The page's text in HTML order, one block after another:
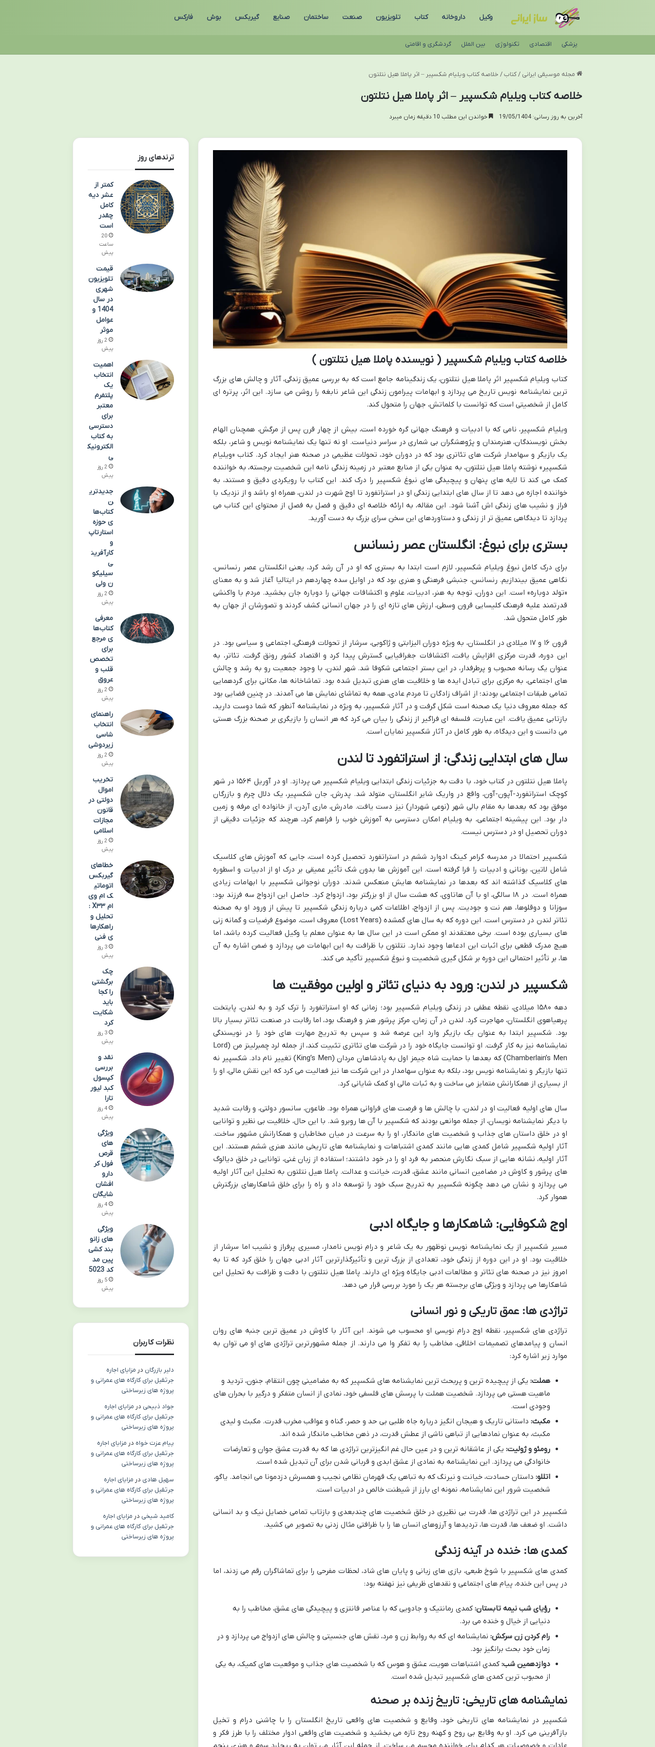
وکیل داروخانه کتاب تلویزیون صنعت ساختمان صنایع گیربکس بوش فارکس
پزشکی اقتصادی تکنولوژی بین الملل گردشگری و اقامتی
مجله موسیقی ایرانی / کتاب / خلاصه کتاب ویلیام شکسپیر – اثر پاملا هیل نتلتون
خلاصه کتاب ویلیام شکسپیر – اثر پاملا هیل نتلتون
آخرین به روز رسانی: 19/05/1404 خواندن این مطلب 10 دقیقه زمان میبرد
خلاصه کتاب ویلیام شکسپیر ( نویسنده پاملا هیل نتلتون )
کتاب ویلیام شکسپیر اثر پاملا هیل نتلتون، یک زندگینامه جامع است که به بررسی عمیق زندگی، آثار و چالش های بزرگ
ترین نمایشنامه نویس تاریخ می پردازد و ابهامات پیرامون زندگی این شاعر نابغه را روشن می سازد. این اثر، پرتره ای
کامل از شخصیتی است که توانست با کلماتش، جهان را متحول کند.
ویلیام شکسپیر، نامی که با ادبیات و فرهنگ جهانی گره خورده است، بیش از چهار قرن پس از مرگش، همچنان الهام
بخش نویسندگان، هنرمندان و پژوهشگران بی شماری در سراسر دنیاست. او نه تنها یک نمایشنامه نویس و شاعر، بلکه
یک بازیگر و سهامدار شرکت های تئاتری بود که در دوران خود، تحولات عظیمی در صحنه هنر ایجاد کرد. کتاب «ویلیام
شکسپیر» نوشته پاملا هیل نتلتون، به عنوان یکی از منابع معتبر در زمینه زندگی نامه این شخصیت برجسته، به خواننده
کمک می کند تا لایه های پنهان و پیچیدگی های نبوغ شکسپیر را درک کند. این کتاب با رویکردی دقیق و مستند، به
خواننده اجازه می دهد تا از سال های ابتدایی زندگی او در استراتفورد تا اوج شهرت در لندن، همراه او باشد و از نزدیک با
فراز و نشیب های زندگی اش آشنا شود. این مقاله، به ارائه خلاصه ای دقیق و فصل به فصل از محتوای این کتاب می
پردازد تا دیدگاهی عمیق تر از زندگی و دستاوردهای این سخن سرای بزرگ به دست آورید.
بستری برای نبوغ: انگلستان عصر رنسانس
برای درک کامل نبوغ ویلیام شکسپیر، لازم است ابتدا به بستری که او در آن رشد کرد، یعنی انگلستان عصر رنسانس،
نگاهی عمیق بیندازیم. رنسانس، جنبشی فرهنگی و هنری بود که در اوایل سده چهاردهم در ایتالیا آغاز شد و به معنای
«تولد دوباره» است. این دوران، توجه به هنر، ادبیات، علوم و اکتشافات جهانی را دوباره جان بخشید. مردم با واکنشی
قدرتمند علیه فرهنگ کلیسایی قرون وسطی، ارزش های تازه ای را در جهان انسانی کشف کردند و تصورشان از جهان به
طور کامل متحول شد.
قرون ۱۶ و ۱۷ میلادی در انگلستان، به ویژه دوران الیزابتی و ژاکوبی، سرشار از تحولات فرهنگی، اجتماعی و سیاسی بود. در
این دوره، قدرت مرکزی افزایش یافت، اکتشافات جغرافیایی گسترش پیدا کرد و اقتصاد کشور رونق گرفت. تئاتر، به
عنوان یک رسانه محبوب و پرطرفدار، در این بستر اجتماعی شکوفا شد. شهر لندن، با وجود جمعیت رو به رشد و چالش
های اجتماعی، به مرکزی برای تبادل ایده ها و خلاقیت های هنری تبدیل شده بود. تماشاخانه ها، مکانی برای گردهمایی
تمامی طبقات اجتماعی بودند؛ از اشراف زادگان تا مردم عادی، همه به تماشای نمایش ها می آمدند. در چنین فضایی بود
که جمله معروف دنیا یک صحنه است شکل گرفت و در آثار شکسپیر، به ویژه در نمایشنامه آنطور که شما دوست دارید،
بازتابی عمیق یافت. این عبارت، فلسفه ای فراگیر از زندگی را بیان می کرد که هر انسان را بازیگری بر صحنه بزرگ هستی
می دانست و این دیدگاه، به طور کامل در آثار شکسپیر نمایان است.
سال های ابتدایی زندگی: از استراتفورد تا لندن
پاملا هیل نتلتون در کتاب خود، با دقت به جزئیات زندگی ابتدایی ویلیام شکسپیر می پردازد. او در آوریل ۱۵۶۴ در شهر
کوچک استراتفورد-آپون-آون، واقع در واریک شایر انگلستان، متولد شد. پدرش، جان شکسپیر، یک دلال چرم و بازرگان
موفق بود که بعدها به مقام بالی شهر (نوعی شهردار) نیز دست یافت. مادرش، ماری آردن، از خانواده ای مرفه و زمین
دار بود. این پیشینه اجتماعی، به ویلیام امکان دسترسی به آموزش خوب را فراهم کرد، هرچند که جزئیات دقیقی از
دوران تحصیل او در دسترس نیست.
شکسپیر احتمالا در مدرسه گرامر کینگ ادوارد ششم در استراتفورد تحصیل کرده است، جایی که آموزش های کلاسیک
شامل لاتین، یونانی و ادبیات را فرا گرفته است. این آموزش ها بدون شک تأثیر عمیقی بر درک او از ادبیات و اسطوره
های کلاسیک گذاشته اند که بعدها در نمایشنامه هایش منعکس شدند. دوران نوجوانی شکسپیر با ابهامات زیادی
همراه است. در ۱۸ سالگی، او با آن هاتاوی، که هشت سال از او بزرگتر بود، ازدواج کرد. حاصل این ازدواج سه فرزند بود:
سوزانا و دوقلوها، هم نت و جودیت. پس از ازدواج، اطلاعات کمی درباره زندگی شکسپیر تا پیش از ورود او به صحنه
تئاتر لندن در دسترس است. این دوره که به سال های گمشده (Lost Years) معروف است، موضوع فرضیات و گمانه زنی
های بسیاری بوده است. برخی معتقدند او ممکن است در این سال ها به عنوان معلم یا وکیل فعالیت کرده باشد، اما
هیچ مدرک قطعی برای اثبات این ادعاها وجود ندارد. نتلتون با ظرافت به این ابهامات می پردازد و ضمن اشاره به آن
ها، بر تأثیر احتمالی این دوره بر شکل گیری شخصیت و نبوغ شکسپیر تأکید می کند.
شکسپیر در لندن: ورود به دنیای تئاتر و اولین موفقیت ها
دهه ۱۵۸۰ میلادی، نقطه عطفی در زندگی ویلیام شکسپیر بود؛ زمانی که او استراتفورد را ترک کرد و به لندن، پایتخت
پرهیاهوی انگلستان، مهاجرت کرد. لندن در آن زمان، مرکز پرشور هنر و فرهنگ بود، اما رقابت در صنعت تئاتر بسیار بالا
بود. شکسپیر ابتدا به عنوان یک بازیگر وارد این عرصه شد و سپس به تدریج مهارت های خود را در نویسندگی
نمایشنامه نیز به کار گرفت. او توانست جایگاه خود را در شرکت های تئاتری تثبیت کند، از جمله لرد چمبرلینز من (Lord
Chamberlain’s Men) که بعدها با حمایت شاه جیمز اول به پادشاهان مردان (King’s Men) تغییر نام داد. شکسپیر نه
تنها بازیگر و نمایشنامه نویس بود، بلکه به عنوان سهامدار در این شرکت ها نیز فعالیت می کرد که این نقش مالی، او را
از بسیاری از همکارانش متمایز می ساخت و به ثبات مالی او کمک شایانی کرد.
سال های اولیه فعالیت او در لندن، با چالش ها و فرصت های فراوانی همراه بود. طاعون، سانسور دولتی، و رقابت شدید
با دیگر نمایشنامه نویسان، از جمله موانعی بودند که شکسپیر با آن ها روبرو شد. با این حال، خلاقیت بی نظیر و توانایی
او در خلق داستان های جذاب و شخصیت های ماندگار، او را به سرعت در میان مخاطبان و همکارانش مشهور ساخت.
آثار اولیه شکسپیر شامل کمدی هایی مانند کمدی اشتباهات و نمایشنامه های تاریخی مانند هنری ششم هستند. این
آثار اولیه، نشانه هایی از سبک نگارش منحصر به فرد او را در خود داشتند؛ استفاده از زبان غنی، توانایی در خلق دیالوگ
های پرشور و کاوش در مضامین انسانی مانند عشق، قدرت، خیانت و عدالت. پاملا هیل نتلتون به تحلیل این آثار اولیه
می پردازد و نشان می دهد چگونه شکسپیر به تدریج سبک خود را توسعه داد و راه را برای خلق شاهکارهای بزرگترش
هموار کرد.
اوج شکوفایی: شاهکارها و جایگاه ادبی
مسیر شکسپیر از یک نمایشنامه نویس نوظهور به یک شاعر و درام نویس نامدار، مسیری پرفراز و نشیب اما سرشار از
خلاقیت بود. او در این دوره از زندگی خود، تعدادی از بزرگ ترین و تأثیرگذارترین آثار ادبی جهان را خلق کرد که تا به
امروز نیز در صحنه های تئاتر و مطالعات ادبی جایگاه ویژه ای دارند. پاملا هیل نتلتون با دقت و ظرافت به تحلیل این
شاهکارها می پردازد و ویژگی های برجسته هر یک را مورد بررسی قرار می دهد.
تراژدی ها: عمق تاریکی و نور انسانی
تراژدی های شکسپیر، نقطه اوج درام نویسی او محسوب می شوند. این آثار با کاوش در عمیق ترین جنبه های روان
انسان و پیامدهای تصمیمات اخلاقی، مخاطب را به تفکر وا می دارند. از جمله مشهورترین تراژدی های او می توان به
موارد زیر اشاره کرد:
هملت: یکی از پیچیده ترین و پربحث ترین نمایشنامه های شکسپیر که به مضامینی چون انتقام، جنون، تردید و
ماهیت هستی می پردازد. شخصیت هملت با پرسش های فلسفی خود، نمادی از انسان متفکر و درگیر با بحران های
وجودی است.
مکبث: داستانی تاریک و هیجان انگیز درباره جاه طلبی بی حد و حصر، گناه و عواقب مخرب قدرت. مکبث و لیدی
مکبث، به عنوان نمادهایی از تباهی ناشی از عطش قدرت، در ذهن مخاطب ماندگار شده اند.
رومئو و ژولیت: یکی از عاشقانه ترین و در عین حال غم انگیزترین تراژدی ها که به قدرت عشق جوان و تعارضات
خانوادگی می پردازد. این نمایشنامه به نمادی از عشق ابدی و قربانی شدن برای آن تبدیل شده است.
اتللو: داستان حسادت، خیانت و نیرنگ که به تباهی یک قهرمان نظامی نجیب و همسرش دزدمونا می انجامد. یاگو،
شخصیت شرور این نمایشنامه، نمونه ای بارز از شیطنت خالص در ادبیات است.
شکسپیر در این تراژدی ها، قدرت بی نظیری در خلق شخصیت های چندبعدی و بازتاب تمامی خصایل نیک و بد انسانی
داشت. او ضعف ها، قدرت ها، تردیدها و آرزوهای انسان ها را با ظرافتی مثال زدنی به تصویر می کشید.
کمدی ها: خنده در آینه زندگی
کمدی های شکسپیر با شوخ طبعی، بازی های زبانی و پایان های شاد، لحظات مفرحی را برای تماشاگران رقم می زدند، اما
در پس این خنده، پیام های اجتماعی و نقدهای ظریفی نیز نهفته بود:
رؤیای شب نیمه تابستان: کمدی رمانتیک و جادویی که با عناصر فانتزی و پیچیدگی های عشق، مخاطب را به
دنیایی از خیال و خنده می برد.
رام کردن زن سرکش: نمایشنامه ای که به روابط زن و مرد، نقش های جنسیتی و چالش های ازدواج می پردازد و در
زمان خود بحث برانگیز بود.
دوازدهمین شب: کمدی اشتباهات هویت، عشق و هوس که با شخصیت های جذاب و موقعیت های کمیک، به یکی
از محبوب ترین کمدی های شکسپیر تبدیل شده است.
نمایشنامه های تاریخی: تاریخ زنده بر صحنه
شکسپیر در نمایشنامه های تاریخی خود، وقایع و شخصیت های واقعی تاریخ انگلستان را با چاشنی درام و تخیل
بازآفرینی می کرد. او به وقایع بی روح و کهنه روح تازه می بخشید و شخصیت های واقعی ادوار مختلف را با طرز فکر و
ترندهای روز
کمتر از
عشر دیه
کامل
چقدر
است
20
ساعت
پیش
قیمت
تلویزیون
شهری
در سال
1404 و
عوامل
موثر
2 روز
پیش
اهمیت
انتخاب
یک
پلتفرم
معتبر
برای
دسترسی
به کتاب
الکترونیک
ی
2 روز
پیش
جدیدتری
ن
کتاب‌ها
ی حوزه
استارتاپ
و
کارآفرین
ی
سیلیکو
ن ولی
2 روز
پیش
معرفی
کتاب‌ها
ی مرجع
برای
تخصص
قلب و
عروق
2 روز
پیش
راهنمای
انتخاب
شاسی
زیردوشی
2 روز
پیش
تخریب
اموال
دولتی در
قانون
مجازات
اسلامی
2 روز
پیش
خطاهای
گیربکس
اتوماتی
ک ام وی
ام X۳۳ :
تحلیل و
راهکارها
ی فنی
3 روز
پیش
چک
برگشتی
را کجا
باید
شکایت
کرد
3 روز
پیش
نقد و
بررسی
کپسول
کبد لیور
تارا
4 روز
پیش
ویژگی
های
قرص
فول کر
دارو
افشان
شایگان
4 روز
پیش
ویژگی
های زانو
بند کشی
پین مد
کد 5023
5 روز
پیش
نظرات کاربران
دلیر بازرگان در مزایای اجاره
جرثقیل برای کارگاه های عمرانی و
پروژه های زیرساختی
جواد ذبیحی در مزایای اجاره
جرثقیل برای کارگاه های عمرانی و
پروژه های زیرساختی
پیام عزت خواه در مزایای اجاره
جرثقیل برای کارگاه های عمرانی و
پروژه های زیرساختی
سهیل هادی در مزایای اجاره
جرثقیل برای کارگاه های عمرانی و
پروژه های زیرساختی
کامید شیخی در مزایای اجاره
جرثقیل برای کارگاه های عمرانی و
پروژه های زیرساختی